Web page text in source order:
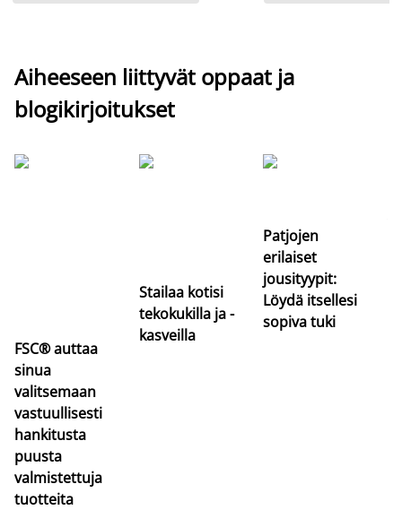
Aiheeseen liittyvät oppaat ja
blogikirjoitukset
FSC® auttaa
sinua
valitsemaan
vastuullisesti
hankitusta
puusta
valmistettuja
tuotteita
Stailaa kotisi
tekokukilla ja -
kasveilla
Patjojen
erilaiset
jousityypit:
Löydä itsellesi
sopiva tuki